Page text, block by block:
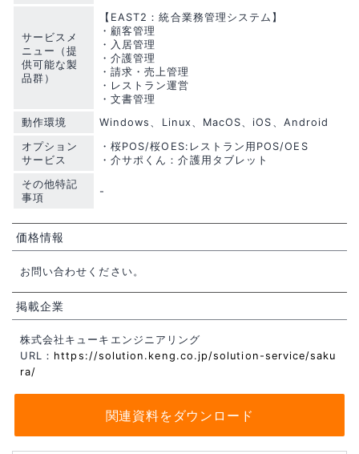
サービスメ
ニュー（提
供可能な製
品群）
【EAST2：統合業務管理システム】
・顧客管理
・入居管理
・介護管理
・請求・売上管理
・レストラン運営
・文書管理
動作環境
Windows、Linux、MacOS、iOS、Android
オプション
サービス
・桜POS/桜OES:レストラン用POS/OES
・介サポくん：介護用タブレット
その他特記
事項
-
価格情報
お問い合わせください。
掲載企業
株式会社キューキエンジニアリング
URL： https://solution.keng.co.jp/solution-service/saku
ra/
関連資料をダウンロード